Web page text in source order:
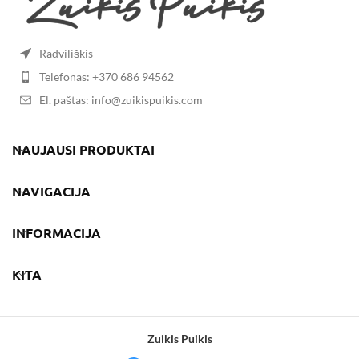
Radviliškis
Telefonas: +370 686 94562
El. paštas: info@zuikispuikis.com
NAUJAUSI PRODUKTAI
NAVIGACIJA
INFORMACIJA
KITA
Zuikis Puikis